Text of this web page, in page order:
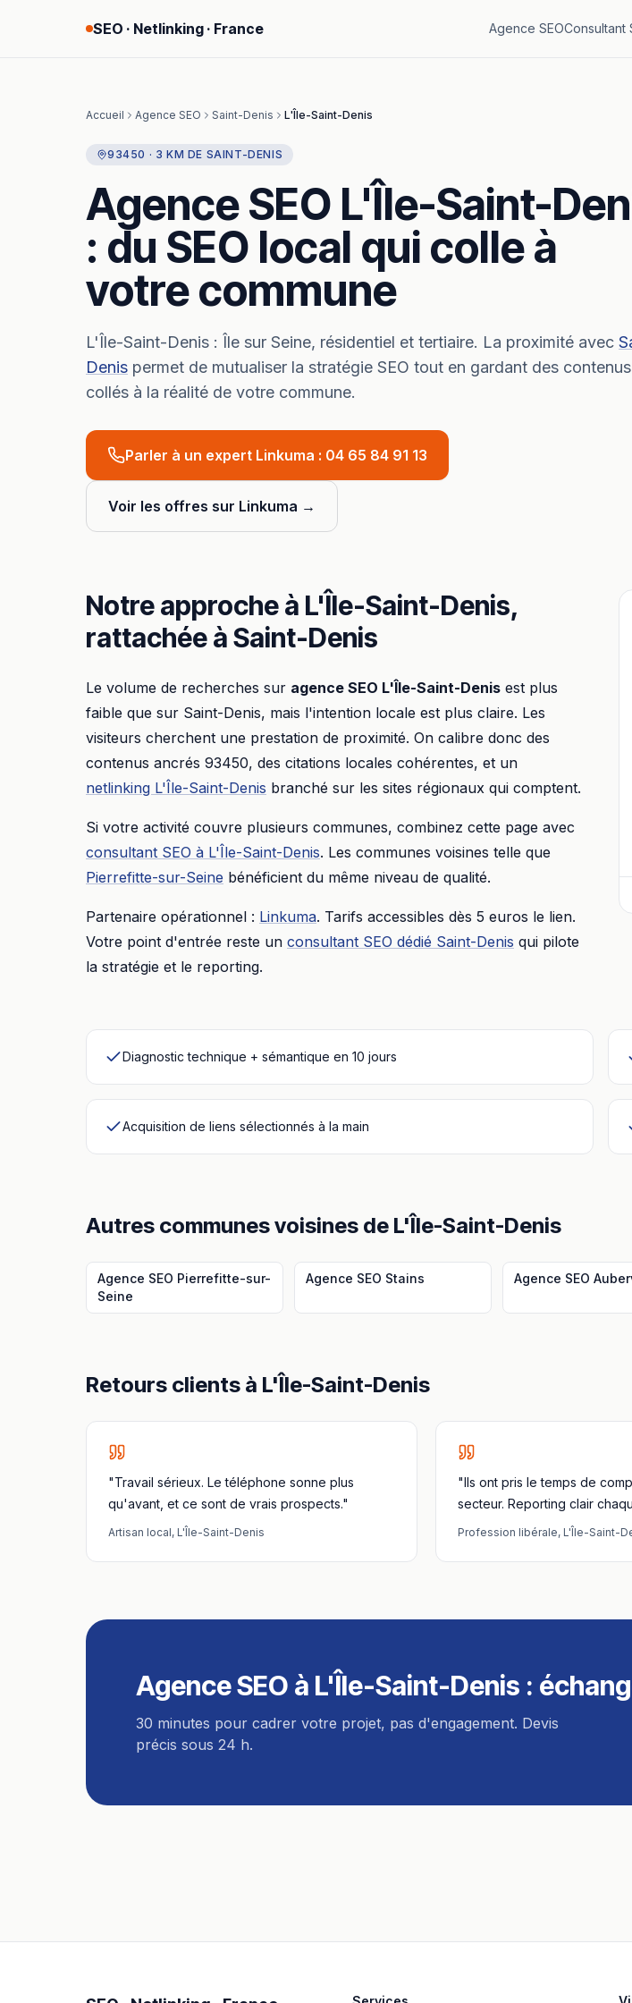
SEO · Netlinking · France Agence SEOConsultant
Accueil Agence SEO Saint-Denis L'Île-Saint-Denis
93450 · 3 KM DE SAINT-DENIS
Agence SEO L'Île-Saint-
: du SEO local qui colle à
votre commune
L'Île-Saint-Denis : Île sur Seine, résidentiel et tertiaire. La proximité avec
Denis permet de mutualiser la stratégie SEO tout en gardant des contenus
collés à la réalité de votre commune.
Parler à un expert Linkuma : 04 65 84 91 13
Voir les offres sur Linkuma →
Notre approche à L'Île-Saint-Denis,
rattachée àSaint-Denis
Le volume de recherches sur agence SEO L'Île-Saint-Denis est plus
faible que sur Saint-Denis, mais l'intention locale est plus claire. Les
visiteurs cherchent une prestation de proximité. On calibre donc des
contenus ancrés 93450, des citations locales cohérentes, et un
netlinking L'Île-Saint-Denis branché sur les sites régionaux qui comptent.
Si votre activité couvre plusieurs communes, combinez cette page avec
consultant SEO à L'Île-Saint-Denis. Les communes voisines telle que
Pierrefitte-sur-Seine bénéficient du même niveau de qualité.
Partenaire opérationnel : Linkuma. Tarifs accessibles dès 5 euros le lien.
Votre point d'entrée reste un consultant SEO dédié Saint-Denis qui pilote
la stratégie et le reporting.
Diagnostic technique + sémantique en 10 jours
Acquisition de liens sélectionnés à la main
Autres communes voisines de L'Île-Saint-Denis
Agence SEO Pierrefitte-sur-
Seine
Agence SEO Stains Agence SEO
Retours clients à L'Île-Saint-Denis
"Travail sérieux. Le téléphone sonne plus
qu'avant, et ce sont de vrais prospects."
Artisan local, L'Île-Saint-Denis
"Ils ont pris le temps de
secteur. Reporting clair
Profession libérale, L'Île-Saint-
Agence SEO à L'Île-Saint-Denis :
30 minutes pour cadrer votre projet, pas d'engagement. Devis
précis sous 24 h.